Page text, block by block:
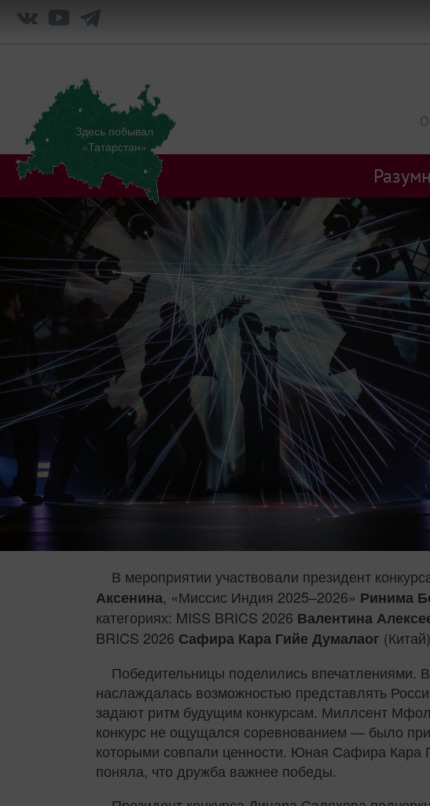
Здесь побывал
«Татарстан»
В мероприятии участвовали президент
Аксенина, «Миссис Индия 2025–2026» Ринима
категориях: MISS BRICS 2026 Валентина
BRICS 2026 Сафира Кара Гийе Думалаог
Победительницы поделились впечатлениями.
наслаждалась возможностью представлять
задают ритм будущим конкурсам. Миллсент
конкурс не ощущался соревнованием — было
которыми совпали ценности. Юная Сафира Кара
поняла, что дружба важнее победы.